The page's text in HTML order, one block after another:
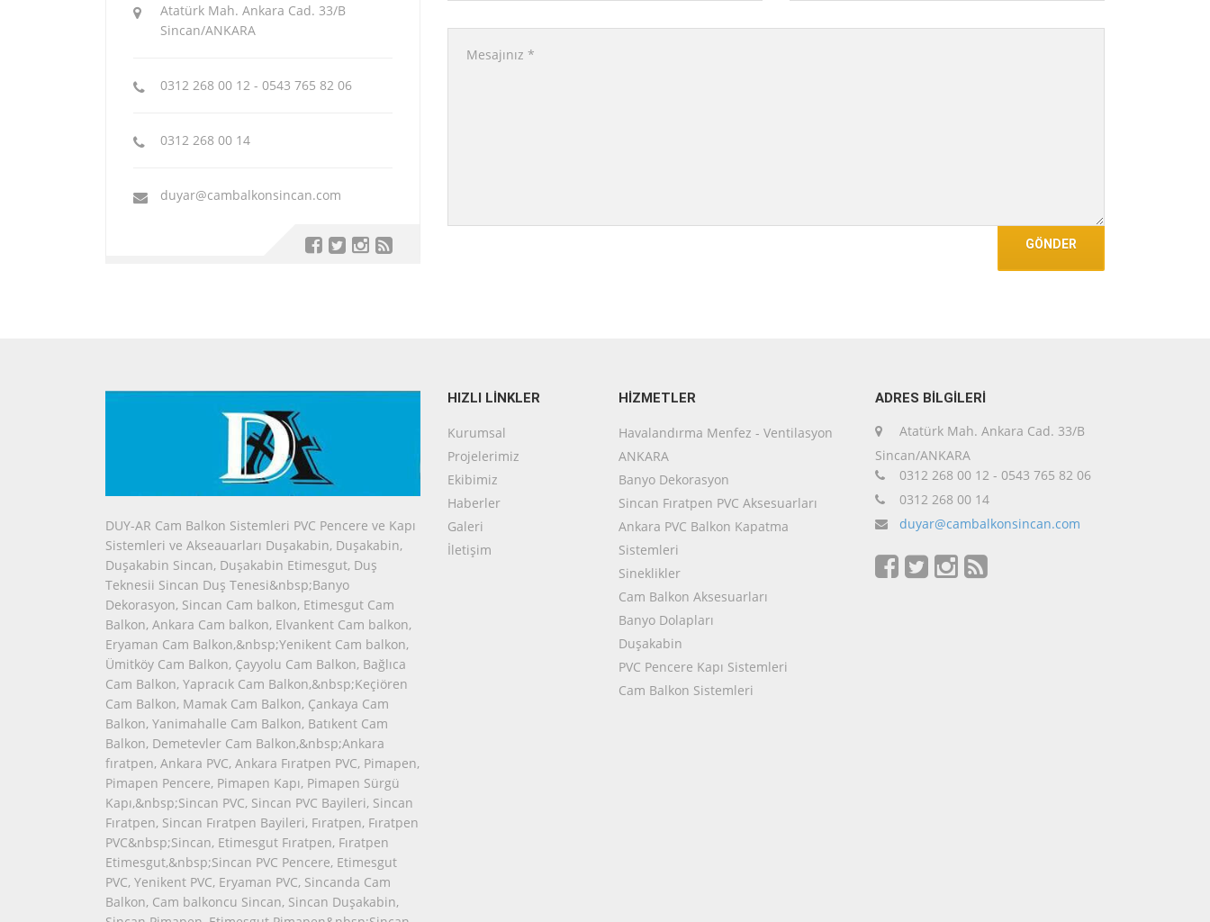
Atatürk Mah. Ankara Cad. 33/B
Sincan/ANKARA
0312 268 00 12 - 0543 765 82 06
0312 268 00 14
duyar@cambalkonsincan.com
DUY-AR Cam Balkon Sistemleri PVC Pencere ve Kapı
Sistemleri ve Akseauarları Duşakabin, Duşakabin,
Duşakabin Sincan, Duşakabin Etimesgut, Duş
Teknesii Sincan Duş Tenesi&nbsp;Banyo
Dekorasyon, Sincan Cam balkon, Etimesgut Cam
Balkon, Ankara Cam balkon, Elvankent Cam balkon,
Eryaman Cam Balkon,&nbsp;Yenikent Cam balkon,
Ümitköy Cam Balkon, Çayyolu Cam Balkon, Bağlıca
Cam Balkon, Yapracık Cam Balkon,&nbsp;Keçiören
Cam Balkon, Mamak Cam Balkon, Çankaya Cam
Balkon, Yanimahalle Cam Balkon, Batıkent Cam
Balkon, Demetevler Cam Balkon,&nbsp;Ankara
fıratpen, Ankara PVC, Ankara Fıratpen PVC, Pimapen,
Pimapen Pencere, Pimapen Kapı, Pimapen Sürgü
Kapı,&nbsp;Sincan PVC, Sincan PVC Bayileri, Sincan
Fıratpen, Sincan Fıratpen Bayileri, Fıratpen, Fıratpen
PVC&nbsp;Sincan, Etimesgut Fıratpen, Fıratpen
Etimesgut,&nbsp;Sincan PVC Pencere, Etimesgut
PVC, Yenikent PVC, Eryaman PVC, Sincanda Cam
Balkon, Cam balkoncu Sincan, Sincan Duşakabin,
HIZLI LİNKLER
Kurumsal
Projelerimiz
Ekibimiz
Haberler
Galeri
İletişim
HİZMETLER
Havalandırma Menfez - Ventilasyon
ANKARA
Banyo Dekorasyon
Sincan Fıratpen PVC Aksesuarları
Ankara PVC Balkon Kapatma
Sistemleri
Sineklikler
Cam Balkon Aksesuarları
Banyo Dolapları
Duşakabin
PVC Pencere Kapı Sistemleri
Cam Balkon Sistemleri
ADRES BİLGİLERİ
Atatürk Mah. Ankara Cad. 33/B
Sincan/ANKARA
0312 268 00 12 - 0543 765 82 06
0312 268 00 14
duyar@cambalkonsincan.com